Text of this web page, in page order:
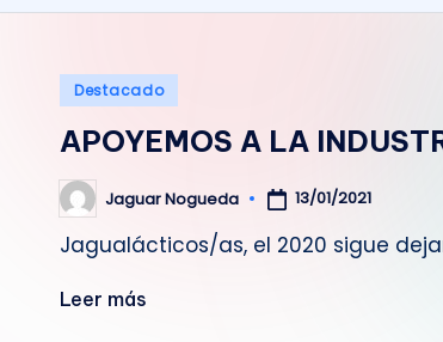
Publicado
Destacado
APOYEMOS A LA
Publicado
por
Jaguar Nogueda 13/01/2021
Jagualácticos/as, el 2020 sigue
Leer más